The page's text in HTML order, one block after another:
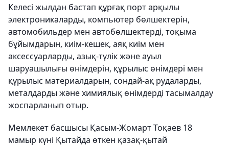
Келесі жылдан бастап құрғақ порт арқылы
электроникаларды, компьютер бөлшектерін,
автомобильдер мен автобөлшектерді, тоқыма
бұйымдарын, киім-кешек, аяқ киім мен
аксессуарларды, азық-түлік және ауыл
шаруашылығы өнімдерін, құрылыс өнімдері мен
құрылыс материалдарын, сондай-ақ рудаларды,
металдарды және химиялық өнімдерді тасымалдау
жоспарланып отыр.
Мемлекет басшысы Қасым-Жомарт Тоқаев 18
мамыр күні Қытайда өткен қазақ-қытай